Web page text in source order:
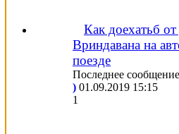
Как доехатьб
Вриндавана на
поезде
Последнее
) 01.09.2019 15:15
1